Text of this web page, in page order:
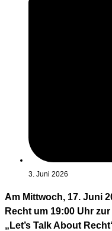
3. Juni 2026
Am Mittwoch, 17. Juni
Recht um 19:00 Uhr
„Let’s Talk About